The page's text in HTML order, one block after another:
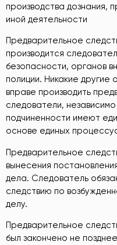
производства дознания,
иной деятельности
Предварительное
производится
безопасности, органов
полиции. Никакие
вправе производить
следователи,
подчиненности имеют
основе единых
Предварительное
вынесения
дела. Следователь
следствию по
делу.
Предварительное
был закончено не